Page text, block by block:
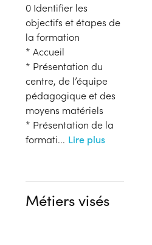
0 Identifier les
objectifs et étapes de
la formation
* Accueil
* Présentation du
centre, de l’équipe
pédagogique et des
moyens matériels
* Présentation de la
formati... Lire plus
Métiers visés